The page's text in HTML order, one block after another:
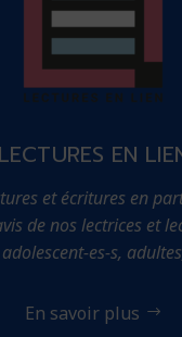
EN
et écritures en
de nos lectrices et
es-s,
En savoir plus